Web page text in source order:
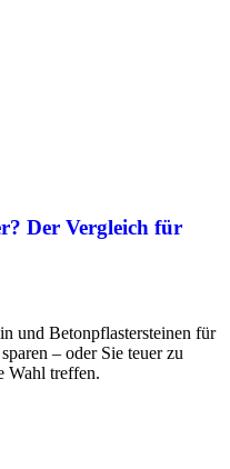
Der Vergleich für
und Betonpflastersteinen für
– oder Sie teuer zu
Wahl treffen.